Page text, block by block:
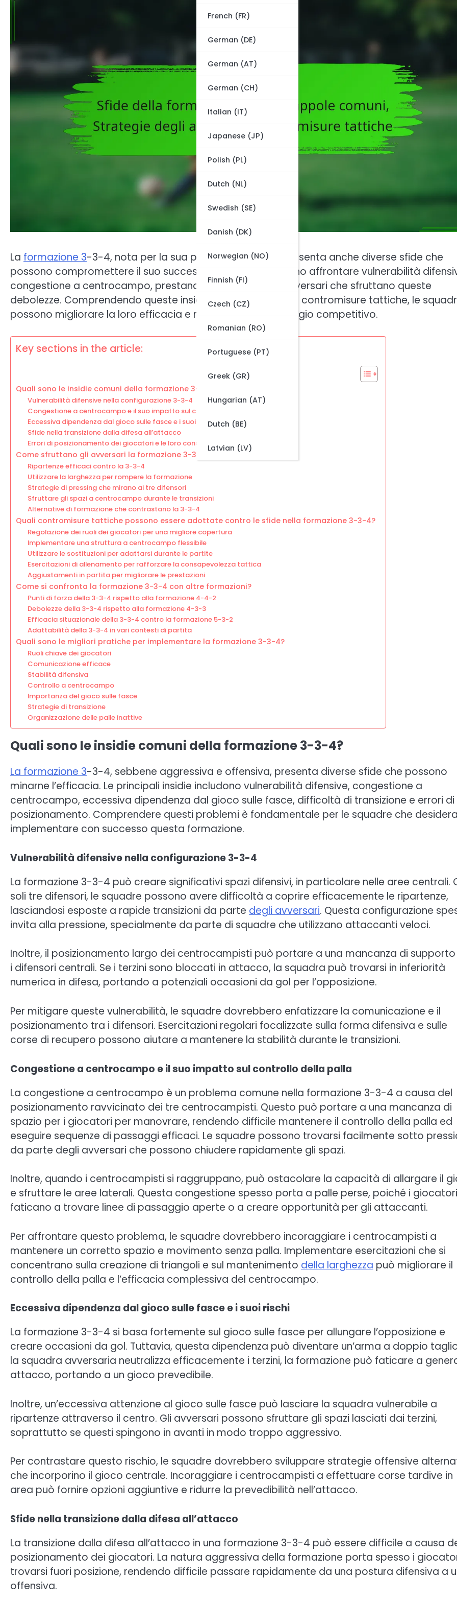
French (FR)
German (DE)
German (AT)
German (CH)
Italian (IT)
Japanese (JP)
Polish (PL)
Dutch (NL)
Swedish (SE)
Danish (DK)
Norwegian (NO)
Finnish (FI)
Czech (CZ)
Romanian (RO)
Portuguese (PT)
Greek (GR)
Hungarian (AT)
Dutch (BE)
Latvian (LV)
La formazione 3-3-4, nota per la sua potenza offensiva, presenta anche diverse sfide che
possono compromettere il suo successo. Le squadre devono affrontare vulnerabilità
congestione a centrocampo, prestando attenzione agli avversari che sfruttano queste
debolezze. Comprendendo queste insidie e implementando contromisure tattiche, le
possono migliorare la loro efficacia e mantenere un vantaggio competitivo.
Key sections in the article:
Quali sono le insidie comuni della formazione 3-3-4?
Vulnerabilità difensive nella configurazione 3-3-4
Congestione a centrocampo e il suo impatto sul controllo della palla
Eccessiva dipendenza dal gioco sulle fasce e i suoi rischi
Sfide nella transizione dalla difesa all’attacco
Errori di posizionamento dei giocatori e le loro conseguenze
Come sfruttano gli avversari la formazione 3-3-4?
Ripartenze efficaci contro la 3-3-4
Utilizzare la larghezza per rompere la formazione
Strategie di pressing che mirano ai tre difensori
Sfruttare gli spazi a centrocampo durante le transizioni
Alternative di formazione che contrastano la 3-3-4
Quali contromisure tattiche possono essere adottate contro le sfide nella formazione 3-3-4?
Regolazione dei ruoli dei giocatori per una migliore copertura
Implementare una struttura a centrocampo flessibile
Utilizzare le sostituzioni per adattarsi durante le partite
Esercitazioni di allenamento per rafforzare la consapevolezza tattica
Aggiustamenti in partita per migliorare le prestazioni
Come si confronta la formazione 3-3-4 con altre formazioni?
Punti di forza della 3-3-4 rispetto alla formazione 4-4-2
Debolezze della 3-3-4 rispetto alla formazione 4-3-3
Efficacia situazionale della 3-3-4 contro la formazione 5-3-2
Adattabilità della 3-3-4 in vari contesti di partita
Quali sono le migliori pratiche per implementare la formazione 3-3-4?
Ruoli chiave dei giocatori
Comunicazione efficace
Stabilità difensiva
Controllo a centrocampo
Importanza del gioco sulle fasce
Strategie di transizione
Organizzazione delle palle inattive
Quali sono le insidie comuni della formazione 3-3-4?
La formazione 3-3-4, sebbene aggressiva e offensiva, presenta diverse sfide che possono
minarne l’efficacia. Le principali insidie includono vulnerabilità difensive, congestione a
centrocampo, eccessiva dipendenza dal gioco sulle fasce, difficoltà di transizione e errori di
posizionamento. Comprendere questi problemi è fondamentale per le squadre che
implementare con successo questa formazione.
Vulnerabilità difensive nella configurazione 3-3-4
La formazione 3-3-4 può creare significativi spazi difensivi, in particolare nelle aree centrali.
soli tre difensori, le squadre possono avere difficoltà a coprire efficacemente le ripartenze,
lasciandosi esposte a rapide transizioni da parte degli avversari. Questa configurazione
invita alla pressione, specialmente da parte di squadre che utilizzano attaccanti veloci.
Inoltre, il posizionamento largo dei centrocampisti può portare a una mancanza di
i difensori centrali. Se i terzini sono bloccati in attacco, la squadra può trovarsi in inferiorità
numerica in difesa, portando a potenziali occasioni da gol per l’opposizione.
Per mitigare queste vulnerabilità, le squadre dovrebbero enfatizzare la comunicazione e il
posizionamento tra i difensori. Esercitazioni regolari focalizzate sulla forma difensiva e sulle
corse di recupero possono aiutare a mantenere la stabilità durante le transizioni.
Congestione a centrocampo e il suo impatto sul controllo della palla
La congestione a centrocampo è un problema comune nella formazione 3-3-4 a causa del
posizionamento ravvicinato dei tre centrocampisti. Questo può portare a una mancanza di
spazio per i giocatori per manovrare, rendendo difficile mantenere il controllo della palla ed
eseguire sequenze di passaggi efficaci. Le squadre possono trovarsi facilmente sotto
da parte degli avversari che possono chiudere rapidamente gli spazi.
Inoltre, quando i centrocampisti si raggruppano, può ostacolare la capacità di allargare il
e sfruttare le aree laterali. Questa congestione spesso porta a palle perse, poiché i giocatori
faticano a trovare linee di passaggio aperte o a creare opportunità per gli attaccanti.
Per affrontare questo problema, le squadre dovrebbero incoraggiare i centrocampisti a
mantenere un corretto spazio e movimento senza palla. Implementare esercitazioni che si
concentrano sulla creazione di triangoli e sul mantenimento della larghezza può migliorare il
controllo della palla e l’efficacia complessiva del centrocampo.
Eccessiva dipendenza dal gioco sulle fasce e i suoi rischi
La formazione 3-3-4 si basa fortemente sul gioco sulle fasce per allungare l’opposizione e
creare occasioni da gol. Tuttavia, questa dipendenza può diventare un’arma a doppio
la squadra avversaria neutralizza efficacemente i terzini, la formazione può faticare a
attacco, portando a un gioco prevedibile.
Inoltre, un’eccessiva attenzione al gioco sulle fasce può lasciare la squadra vulnerabile a
ripartenze attraverso il centro. Gli avversari possono sfruttare gli spazi lasciati dai terzini,
soprattutto se questi spingono in avanti in modo troppo aggressivo.
Per contrastare questo rischio, le squadre dovrebbero sviluppare strategie offensive
che incorporino il gioco centrale. Incoraggiare i centrocampisti a effettuare corse tardive in
area può fornire opzioni aggiuntive e ridurre la prevedibilità nell’attacco.
Sfide nella transizione dalla difesa all’attacco
La transizione dalla difesa all’attacco in una formazione 3-3-4 può essere difficile a causa
posizionamento dei giocatori. La natura aggressiva della formazione porta spesso i
trovarsi fuori posizione, rendendo difficile passare rapidamente da una postura difensiva a
offensiva.